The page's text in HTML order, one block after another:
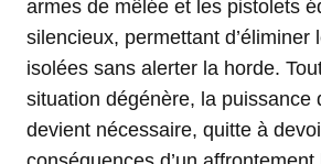
armes de mêlée et les pistolets
silencieux, permettant d’éliminer
isolées sans alerter la horde.
situation dégénère, la puissance
devient nécessaire, quitte à